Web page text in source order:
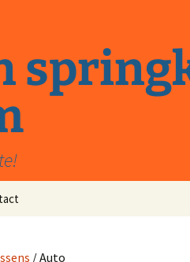
/ Auto